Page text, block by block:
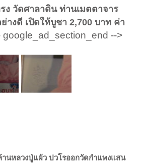
ง วัดศาลาดิน ท่านเมตตาจาร
างดี เปิดให้บูชา 2,700 บาท ค่า
google_ad_section_end -->
านหลวงปู่แผ้ว ปวโรออกวัดกำแพงแสน